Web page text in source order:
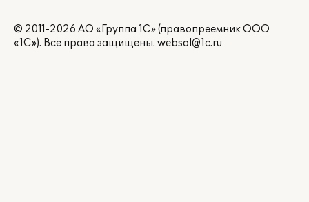
© 2011-2026 АО «Группа 1С» (правопреемник ООО
«1С»). Все права защищены. websol@1c.ru